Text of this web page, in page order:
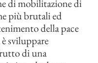
di mobilitazione di
più brutali ed
della pace
sviluppare
di una